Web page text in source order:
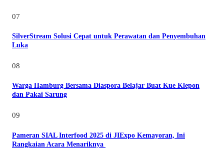
07
SilverStream Solusi Cepat untuk Perawatan dan Penyembuhan
Luka
08
Warga Hamburg Bersama Diaspora Belajar Buat Kue Klepon
dan Pakai Sarung
09
Pameran SIAL Interfood 2025 di JIExpo Kemayoran, Ini
Rangkaian Acara Menariknya